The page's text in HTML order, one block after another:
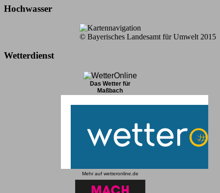
Hochwasser
© Bayerisches Landesamt für Umwelt 2015
Wetterdienst
Das Wetter für
Maßbach
Mehr auf wetteronline.de